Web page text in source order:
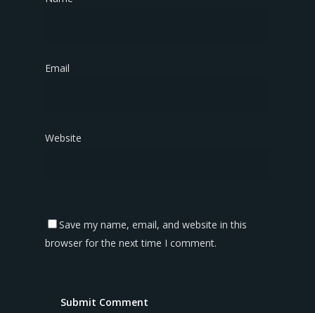
Email
Website
Save my name, email, and website in this
browser for the next time I comment.